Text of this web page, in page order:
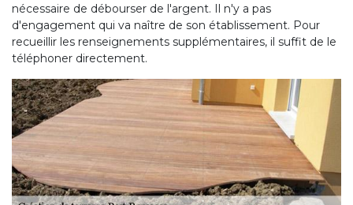
nécessaire de débourser de l'argent. Il n'y a pas
d'engagement qui va naître de son établissement. Pour
recueillir les renseignements supplémentaires, il suffit de le
téléphoner directement.